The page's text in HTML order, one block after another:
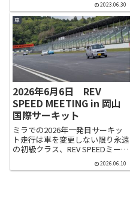
入したミラですが、なかなかの積
載量があるので少しバラせばトラ
イアルバイクぐら...
2023.06.30
車
2026年6月6日 REV
SPEED MEETING in 岡山
国際サーキット
ミラでの2026年一発目サーキッ
ト走行は車を変更しない限り永遠
の初級クラス、REV SPEEDミーテ
動車規格 660cc NAだとゴリゴリ
2026.06.10